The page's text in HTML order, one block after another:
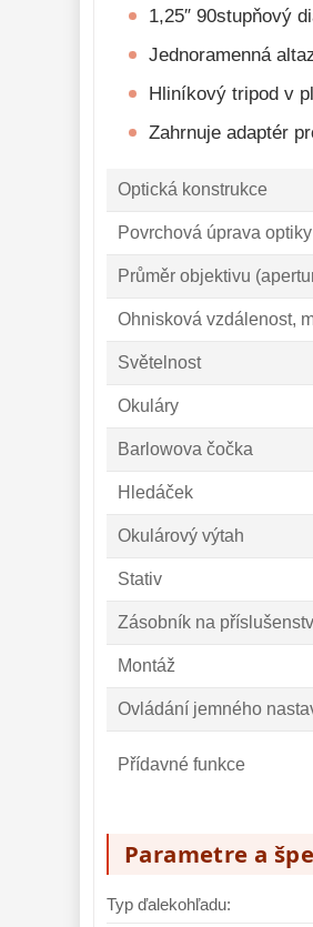
Darčekové
poukazy
1,25″ 90stupňový
Jednoramenná
Hliníkový tripod v
Zahrnuje adaptér
Optická konstrukce
Povrchová úprava optiky
Průměr objektivu
Ohnisková vzdálenost,
Světelnost
Okuláry
Barlowova čočka
Hledáček
Okulárový výtah
Stativ
Zásobník na
Montáž
Ovládání jemného
Přídavné funkce
Parametre a
Typ ďalekohľadu: